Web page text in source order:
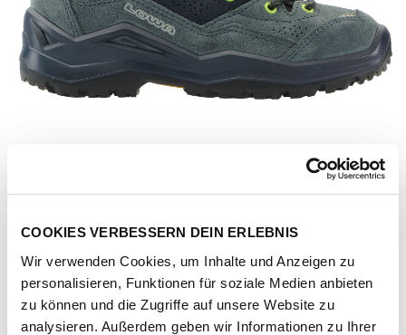
COOKIES VERBESSERN DEIN ERLEBNIS
Wir verwenden Cookies, um Inhalte und Anzeigen zu
personalisieren, Funktionen für soziale Medien anbieten
zu können und die Zugriffe auf unsere Website zu
analysieren. Außerdem geben wir Informationen zu Ihrer
Artikel-Nr.641650-dunkelpetrol-limone